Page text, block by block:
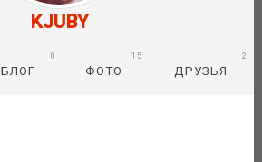
KJUBY
БЛОГ
0
ФОТО
15
ДРУЗЬЯ
2